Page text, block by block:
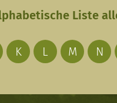
Liste
K L M N